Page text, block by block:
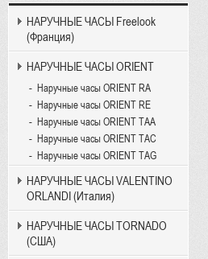
НАРУЧНЫЕ ЧАСЫ Freelook
(Франция)
НАРУЧНЫЕ ЧАСЫ ORIENT
Наручные часы ORIENT RA
Наручные часы ORIENT RE
Наручные часы ORIENT TAA
Наручные часы ORIENT TAC
Наручные часы ORIENT TAG
НАРУЧНЫЕ ЧАСЫ VALENTINO
ORLANDI (Италия)
НАРУЧНЫЕ ЧАСЫ TORNADO
(США)